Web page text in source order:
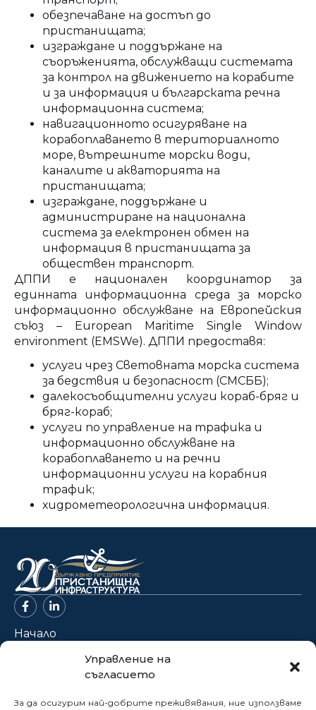
Управление на
съгласието
За да осигурим най-добрите преживявания, ние използваме
обезпечаване на достъп до
пристанищата;
изграждане и поддържане на
съоръженията, обслужващи системата
за контрол на движението на корабите
и за информация и българската речна
информационна система;
навигационното осигуряване на
корабоплаването в териториалното
море, вътрешните морски води,
каналите и акваторията на
пристанищата;
изграждане, поддържане и
администриране на национална
система за електронен обмен на
информация в пристанищата за
обществен транспорт.
ДППИ е национален координатор за
единната информационна среда за морско
информационно обслужване на Европейския
съюз – European Maritime Single Window
environment (EMSWe). ДППИ предоставя:
услуги чрез Световната морска система
за бедствия и безопасност (СМСББ);
далекосъобщителни услуги кораб-бряг и
бряг-кораб;
услуги по управление на трафика и
информационно обслужване на
корабоплаването и на речни
информационни услуги на корабния
трафик;
хидрометеорологична информация.
Начало
Новини